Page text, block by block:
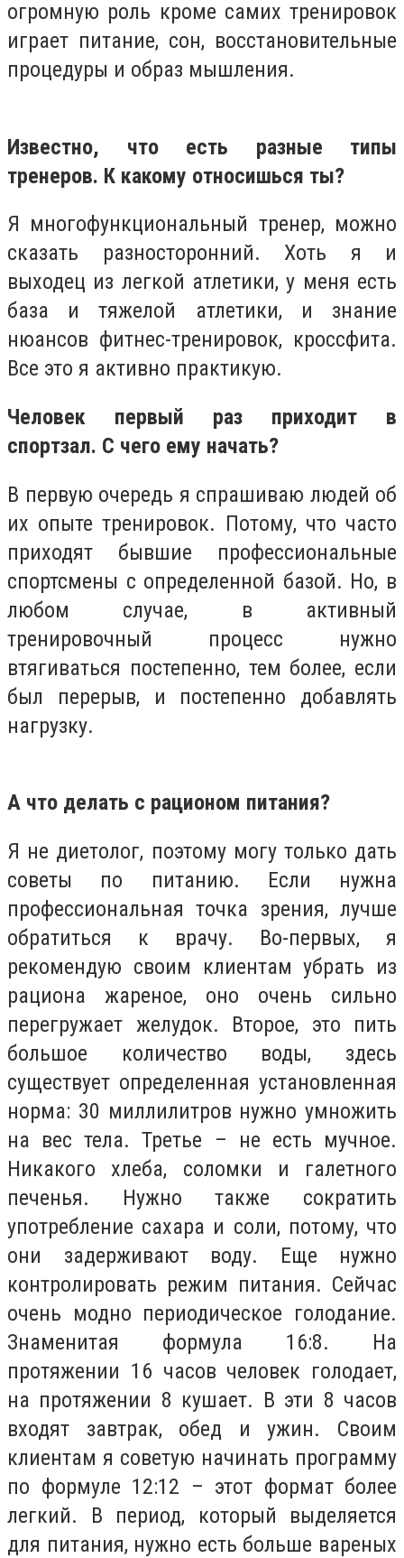
огромную роль кроме самих тренировок
играет питание, сон, восстановительные
процедуры и образ мышления.
Известно, что есть разные типы
тренеров. К какому относишься ты?
Я многофункциональный тренер, можно
сказать разносторонний. Хоть я и
выходец из легкой атлетики, у меня есть
база и тяжелой атлетики, и знание
нюансов фитнес-тренировок, кроссфита.
Все это я активно практикую.
Человек первый раз приходит в
спортзал. С чего ему начать?
В первую очередь я спрашиваю людей об
их опыте тренировок. Потому, что часто
приходят бывшие профессиональные
спортсмены с определенной базой. Но, в
любом случае, в активный
тренировочный процесс нужно
втягиваться постепенно, тем более, если
был перерыв, и постепенно добавлять
нагрузку.
А что делать с рационом питания?
Я не диетолог, поэтому могу только дать
советы по питанию. Если нужна
профессиональная точка зрения, лучше
обратиться к врачу. Во-первых, я
рекомендую своим клиентам убрать из
рациона жареное, оно очень сильно
перегружает желудок. Второе, это пить
большое количество воды, здесь
существует определенная установленная
норма: 30 миллилитров нужно умножить
на вес тела. Третье – не есть мучное.
Никакого хлеба, соломки и галетного
печенья. Нужно также сократить
употребление сахара и соли, потому, что
они задерживают воду. Еще нужно
контролировать режим питания. Сейчас
очень модно периодическое голодание.
Знаменитая формула 16:8. На
протяжении 16 часов человек голодает,
на протяжении 8 кушает. В эти 8 часов
входят завтрак, обед и ужин. Своим
клиентам я советую начинать программу
по формуле 12:12 – этот формат более
легкий. В период, который выделяется
для питания, нужно есть больше вареных